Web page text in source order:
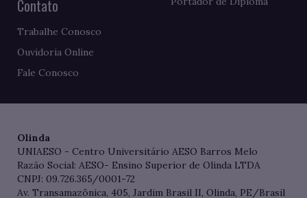
Contato
Trabalhe Conosco
Ouvidoria Online
Fale Conosco
Olinda
UNIAESO - Centro Universitário AESO Barros Melo
Razão Social: AESO- Ensino Superior de Olinda LTDA
CNPJ: 09.726.365/0001-72
Av. Transamazônica, 405, Jardim Brasil II, Olinda, PE/Brasil